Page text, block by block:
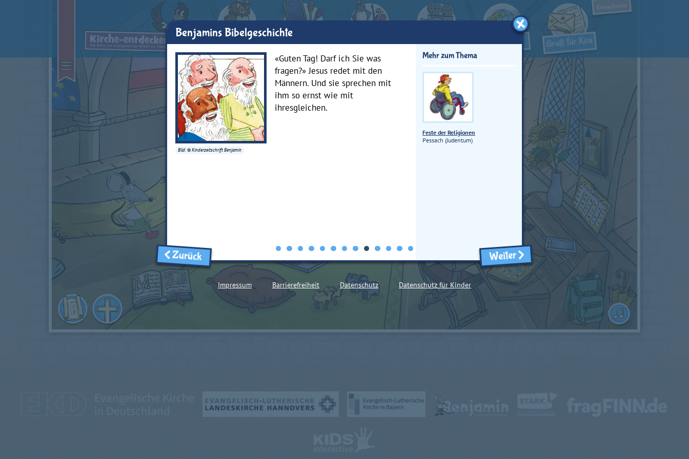
Benjamins Bibelgeschichte
Bild: © Kinderzeitschrift Benjamin
«Guten Tag! Darf ich Sie was
fragen?» Jesus redet mit den
Männern. Und sie sprechen mit
ihm so ernst wie mit
ihresgleichen.
Zurück Weiter
Mehr zum Thema
Feste der Religionen
Pessach (Judentum)
Impressum Barrierefreiheit Datenschutz Datenschutz für Kinder